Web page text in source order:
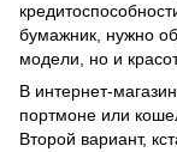
бумажник, нужно
модели, но и
В интернет-
портмоне или
Второй вариант,